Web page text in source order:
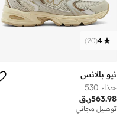
4
(
20
)
نيو بالانس
حذاء 530
ر.ق563.98
توصيل مجاني